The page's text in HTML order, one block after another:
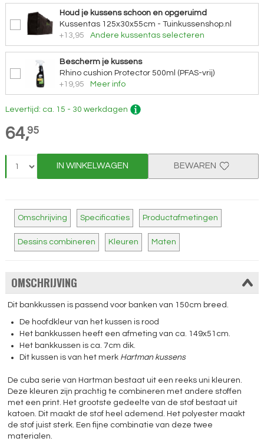
Houd je kussens schoon en opgeruimd
Kussentas 125x30x55cm - Tuinkussenshop.nl
+13,95
Andere kussentas selecteren
Bescherm je kussens
Rhino cushion Protector 500ml (PFAS-vrij)
+19,95
Meer info
Levertijd: ca. 15 - 30 werkdagen
64,95
IN WINKELWAGEN BEWAREN
Omschrijving Specificaties Productafmetingen
Dessins combineren Kleuren Maten
OMSCHRIJVING
Dit bankkussen is passend voor banken van 150cm breed.
De hoofdkleur van het kussen is rood
Het bankkussen heeft een afmeting van ca. 149x51cm.
Het bankkussen is ca. 7cm dik.
Dit kussen is van het merk Hartman kussens
De cuba serie van Hartman bestaat uit een reeks uni kleuren.
Deze kleuren zijn prachtig te combineren met andere stoffen
met een print. Het grootste gedeelte van de stof bestaat uit
katoen. Dit maakt de stof heel ademend. Het polyester maakt
de stof juist sterk. Een fijne combinatie van deze twee
materialen.